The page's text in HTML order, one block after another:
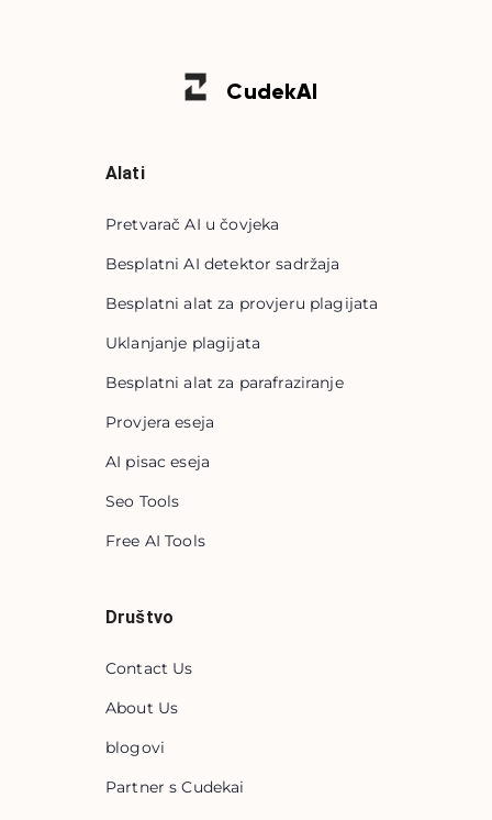
CudekAI
Alati
Pretvarač AI u čovjeka
Besplatni AI detektor sadržaja
Besplatni alat za provjeru plagijata
Uklanjanje plagijata
Besplatni alat za parafraziranje
Provjera eseja
AI pisac eseja
Seo Tools
Free AI Tools
Društvo
Contact Us
About Us
blogovi
Partner s Cudekai